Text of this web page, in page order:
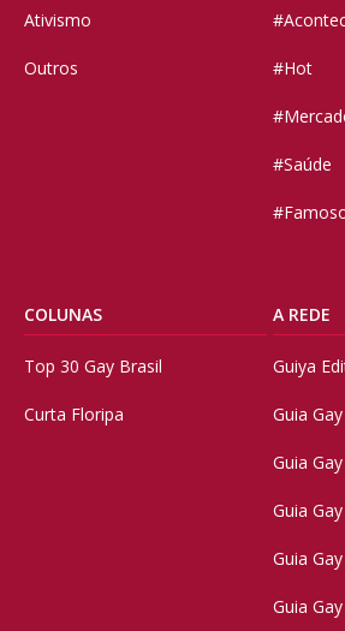
Ativismo
Outros #Hot
#Saúde
COLUNAS
Top 30 Gay Brasil
Curta Floripa
A REDE
Guiya
Guia
Guia
Guia
Guia
Guia